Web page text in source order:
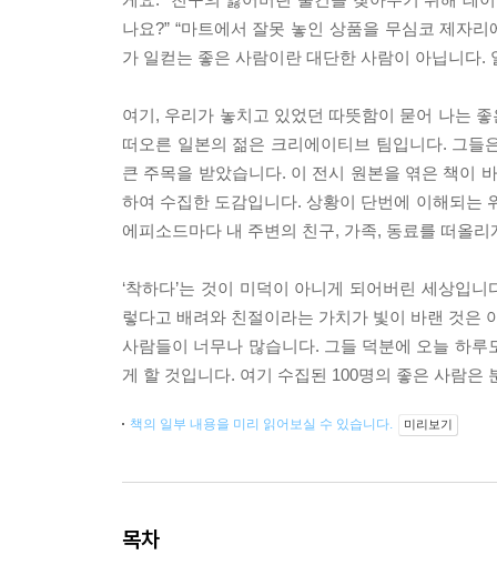
나요?” “마트에서 잘못 놓인 상품을 무심코 제자
가 일컫는 좋은 사람이란 대단한 사람이 아닙니다
여기, 우리가 놓치고 있었던 따뜻함이 묻어 나는
떠오른 일본의 젊은 크리에이티브 팀입니다. 그들
큰 주목을 받았습니다. 이 전시 원본을 엮은 책이
하여 수집한 도감입니다. 상황이 단번에 이해되는
에피소드마다 내 주변의 친구, 가족, 동료를 떠올리
‘착하다’는 것이 미덕이 아니게 되어버린 세상입
렇다고 배려와 친절이라는 가치가 빛이 바랜 것은
사람들이 너무나 많습니다. 그들 덕분에 오늘 하
게 할 것입니다. 여기 수집된 100명의 좋은 사람은
책의 일부 내용을 미리 읽어보실 수 있습니다. 미리보기
목차